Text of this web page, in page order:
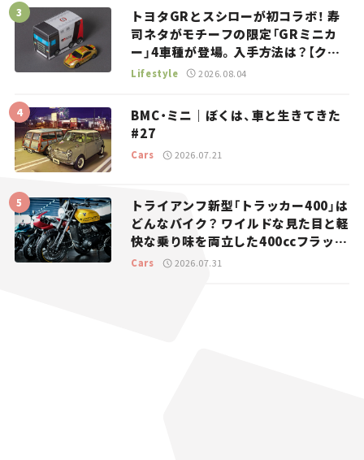
トヨタGRとスシローが初コラボ！ 寿
司ネタがモチーフの限定「GRミニカ
ー」4車種が登場。入手方法は？【クル
マとホビー】
Lifestyle 2026.08.04
BMC・ミニ｜ぼくは、車と生きてきた
#27
Cars 2026.07.21
トライアンフ新型「トラッカー400」は
どんなバイク？ ワイルドな見た目と軽
快な乗り味を両立した400ccフラット
トラッカー【試乗レビュー】
Cars 2026.07.31